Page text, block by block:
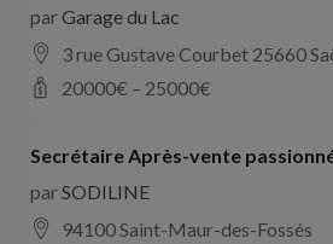
parGarage du Lac
3 rue Gustave Courbet 25660
20000€ – 25000€
Secrétaire Après-vente
parSODILINE
94100 Saint-Maur-des-Fossés